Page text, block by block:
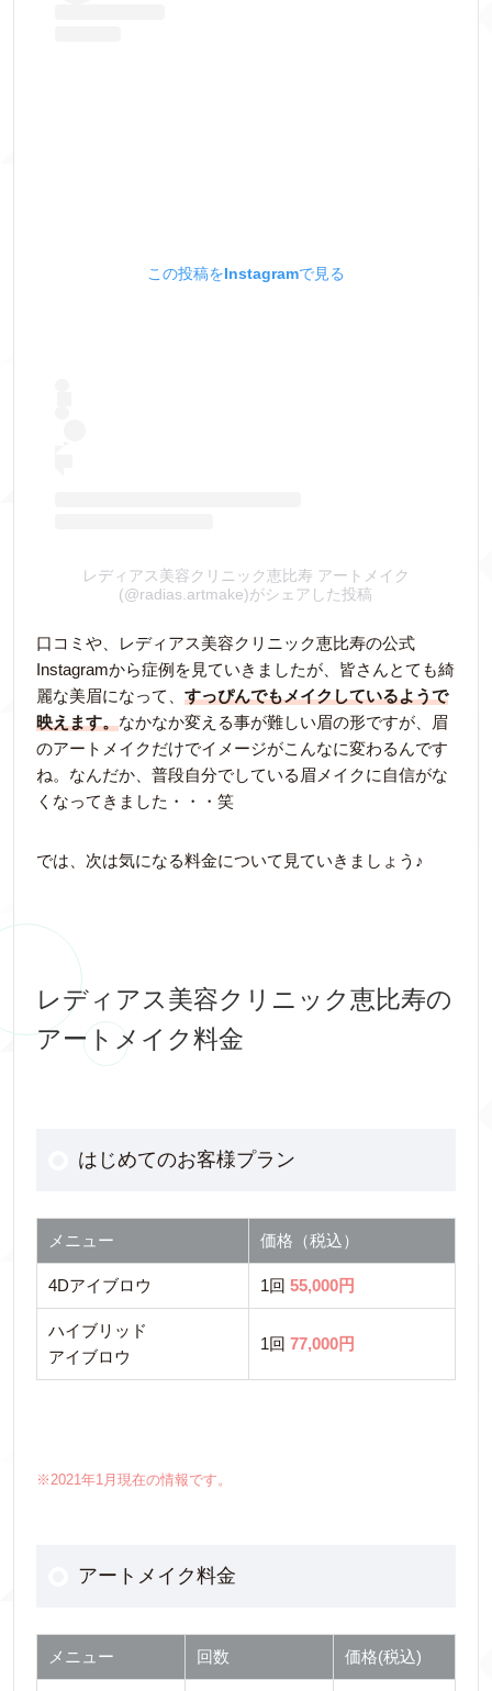
この投稿をInstagramで見る
レディアス美容クリニック恵比寿 アートメイク
(@radias.artmake)がシェアした投稿
口コミや、レディアス美容クリニック恵比寿の公式
Instagramから症例を見ていきましたが、皆さんとても綺
麗な美眉になって、 すっぴんでもメイクしているようで
映えます。なかなか変える事が難しい眉の形ですが、眉
のアートメイクだけでイメージがこんなに変わるんです
ね。なんだか、普段自分でしている眉メイクに自信がな
くなってきました・・・笑
では、次は気になる料金について見ていきましょう♪
レディアス美容クリニック恵比寿の
アートメイク料金
はじめてのお客様プラン
メニュー 価格（税込）
4Dアイブロウ 1回 55,000円
ハイブリッド
アイブロウ
1回 77,000円
※2021年1月現在の情報です。
アートメイク料金
メニュー 回数 価格(税込)